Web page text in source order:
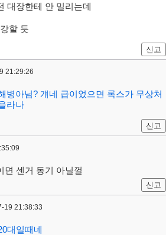
대장한테 안 밀리는데
할 듯
신고
21:29:26
병아님? 걔네 급이었으면 록스가 무상처
라나
신고
면 센거 동기 아닐껄
신고
19 21:38:33
대일때네